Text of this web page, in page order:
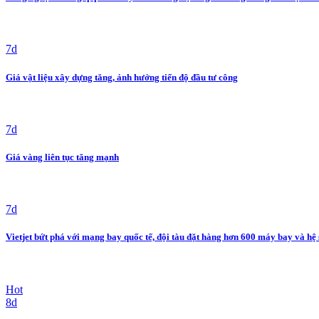
7d
Giá vật liệu xây dựng tăng, ảnh hưởng tiến độ đầu tư công
7d
Giá vàng liên tục tăng mạnh
7d
Vietjet bứt phá với mạng bay quốc tế, đội tàu đặt hàng hơn 600 máy bay và
Hot
8d